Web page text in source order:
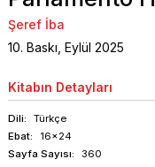
Şeref İba
10. Baskı, Eylül 2025
Kitabın Detayları
Dili:
Türkçe
Ebat:
16x24
Sayfa Sayısı: 360